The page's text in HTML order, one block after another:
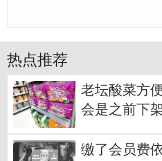
热点推荐
老坛酸菜方
会是之前下
缴了会员费